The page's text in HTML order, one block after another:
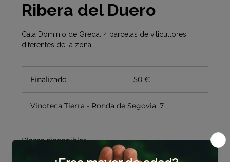
Ribera del Duero
Cata Dominio de Greda: 4 parcelas de viticultores
diferentes de la zona
Finalizado
a
l
z
50 €
Vinoteca Tierra - Ronda de Segovia, 7
Plazas disponibles